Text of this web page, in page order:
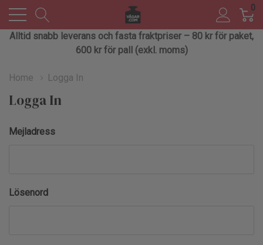
0
Alltid snabb leverans och fasta fraktpriser – 80 kr för paket,
600 kr för pall (exkl. moms)
Home Logga In
Logga In
Mejladress
Lösenord